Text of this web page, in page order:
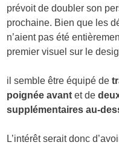
prévoit de doubler son
prochaine. Bien que les
n’aient pas été
premier visuel sur le
il semble être équipé de
poignée avant et de
supplémentaires au-
L’intérêt serait donc